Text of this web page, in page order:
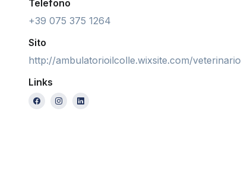
Telefono
+39 075 375 1264
Sito
http://ambulatorioilcolle.wixsite.com/veterinario
Links